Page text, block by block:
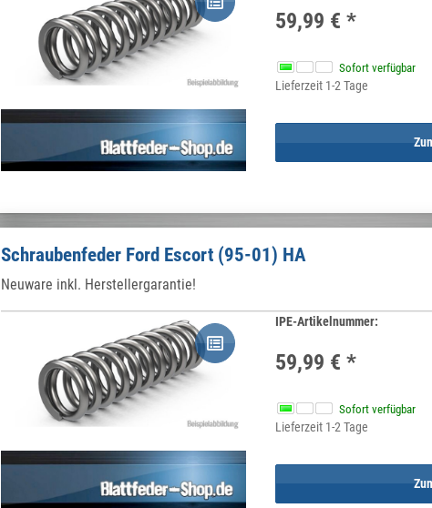
59,99 €*
Sofort verfügbar
Lieferzeit 1-2 Tage
Schraubenfeder Ford Escort (95-01) HA
Neuware inkl. Herstellergarantie!
IPE-Artikelnummer:
59,99 €*
Sofort verfügbar
Lieferzeit 1-2 Tage